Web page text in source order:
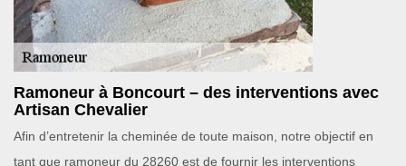
Ramoneur à Boncourt – des interventions avec
Artisan Chevalier
Afin d’entretenir la cheminée de toute maison, notre objectif en
tant que ramoneur du 28260 est de fournir les interventions